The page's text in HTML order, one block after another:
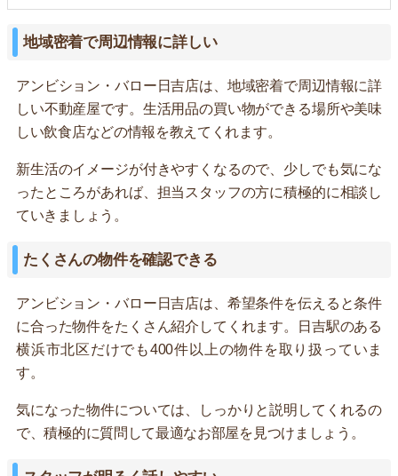
地域密着で周辺情報に詳しい
アンビション・バロー日吉店は、地域密着で周辺情報に詳
しい不動産屋です。生活用品の買い物ができる場所や美味
しい飲食店などの情報を教えてくれます。
新生活のイメージが付きやすくなるので、少しでも気にな
ったところがあれば、担当スタッフの方に積極的に相談し
ていきましょう。
たくさんの物件を確認できる
アンビション・バロー日吉店は、希望条件を伝えると条件
に合った物件をたくさん紹介してくれます。日吉駅のある
横浜市北区だけでも400件以上の物件を取り扱っていま
す。
気になった物件については、しっかりと説明してくれるの
で、積極的に質問して最適なお部屋を見つけましょう。